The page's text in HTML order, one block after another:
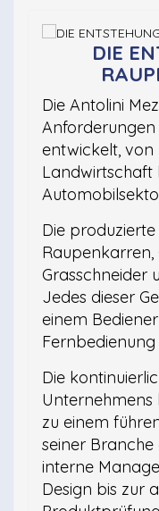
DIE
Die Antolini
entwickelt, von
Landwirtschaft
Die
Grasschneider
Jedes dieser
einem
Die
Unternehmens
zu einem
seiner Branche
interne
Design bis zur